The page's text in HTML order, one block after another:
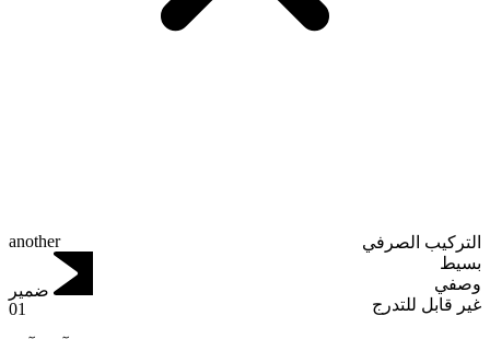
التركيب الصرفي
بسيط
وصفي
غير قابل للتدرج
another
ضمير
01